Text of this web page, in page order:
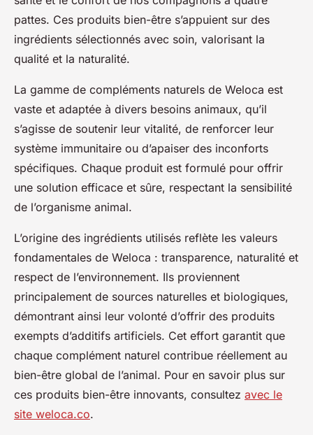
pattes. Ces produits bien-être s’appuient sur des
ingrédients sélectionnés avec soin, valorisant la
qualité et la naturalité.
La gamme de compléments naturels de Weloca est
vaste et adaptée à divers besoins animaux, qu’il
s’agisse de soutenir leur vitalité, de renforcer leur
système immunitaire ou d’apaiser des inconforts
spécifiques. Chaque produit est formulé pour offrir
une solution efficace et sûre, respectant la sensibilité
de l’organisme animal.
L’origine des ingrédients utilisés reflète les valeurs
fondamentales de Weloca : transparence, naturalité et
respect de l’environnement. Ils proviennent
principalement de sources naturelles et biologiques,
démontrant ainsi leur volonté d’offrir des produits
exempts d’additifs artificiels. Cet effort garantit que
chaque complément naturel contribue réellement au
bien-être global de l’animal. Pour en savoir plus sur
ces produits bien-être innovants, consultez avec le
site weloca.co.